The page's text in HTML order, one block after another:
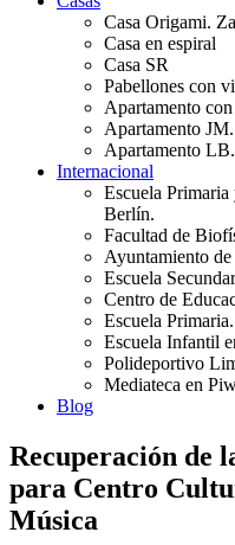
Casa Origami.
Casa en espiral
Casa SR
Pabellones con
Apartamento
Apartamento
Apartamento
Internacional
Escuela
Berlín.
Facultad de
Ayuntamiento
Escuela
Centro de
Escuela
Escuela Infantil
Polideportivo
Mediateca en
Blog
Recuperación de
para Centro
Música